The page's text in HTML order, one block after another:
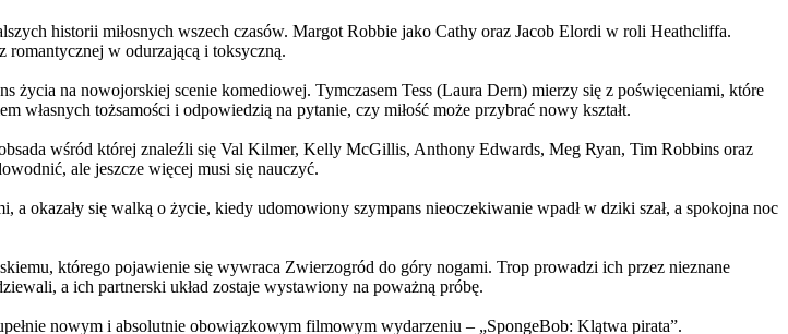
historii miłosnych wszech czasów. Margot Robbie jako Cathy oraz Jacob Elordi w roli Heathcliffa.
romantycznej w odurzającą i toksyczną.
na nowojorskiej scenie komediowej. Tymczasem Tess (Laura Dern) mierzy się z poświęceniami, które
własnych tożsamości i odpowiedzią na pytanie, czy miłość może przybrać nowy kształt.
wśród której znaleźli się Val Kilmer, Kelly McGillis, Anthony Edwards, Meg Ryan, Tim Robbins oraz
ale jeszcze więcej musi się nauczyć.
okazały się walką o życie, kiedy udomowiony szympans nieoczekiwanie wpadł w dziki szał, a spokojna noc
którego pojawienie się wywraca Zwierzogród do góry nogami. Trop prowadzi ich przez nieznane
a ich partnerski układ zostaje wystawiony na poważną próbę.
nowym i absolutnie obowiązkowym filmowym wydarzeniu – „SpongeBob: Klątwa pirata”.